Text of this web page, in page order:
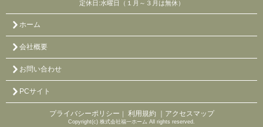
定休日:水曜日（１月～３月は無休）
ホーム
会社概要
お問い合わせ
PCサイト
プライバシーポリシー ｜ 利用規約 ｜アクセスマップ
Copyright(c) 株式会社福一ホーム All rights reserved.